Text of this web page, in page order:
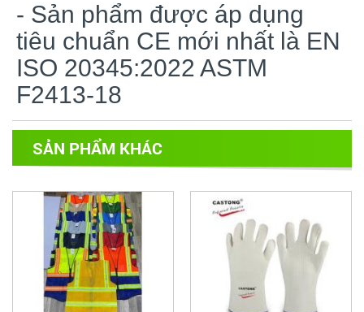
- Sản phẩm được áp dụng
tiêu chuẩn CE mới nhất là EN
ISO 20345:2022 ASTM
F2413-18
SẢN PHẨM KHÁC